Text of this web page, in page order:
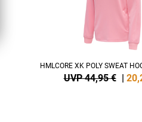
HMLCORE XK POLY SWEAT
UVP 44,95 € |